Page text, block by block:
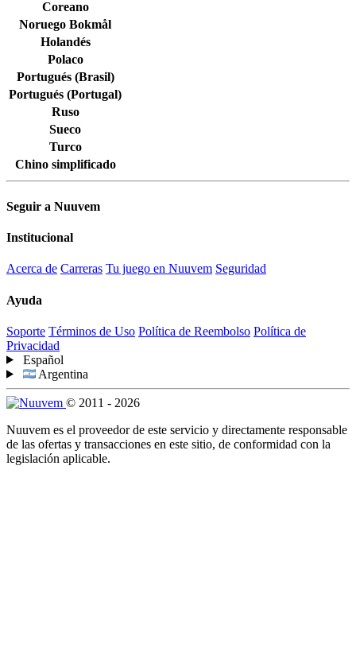
Coreano
Noruego Bokmål
Holandés
Polaco
Portugués (Brasil)
Portugués (Portugal)
Ruso
Sueco
Turco
Chino simplificado
Seguir a Nuuvem
Institucional
Acerca de Carreras Tu juego en Nuuvem Seguridad
Ayuda
Soporte Términos de Uso Política de Reembolso Política de
Privacidad
Español
Argentina
© 2011 - 2026
Nuuvem es el proveedor de este servicio y directamente responsable
de las ofertas y transacciones en este sitio, de conformidad con la
legislación aplicable.